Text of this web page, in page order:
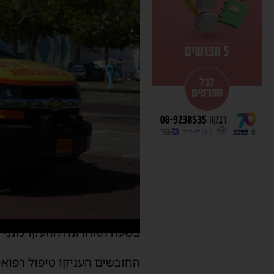
בשעה האחרונה הוזעקו
החובשים העניקו טיפול רפואי ראשוני לאישה כבת 73